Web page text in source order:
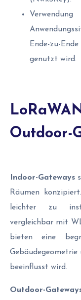
Ende-zu-
genutzt wird.
Outdoor-
Indoor-Gateways
Räumen
leichter zu
vergleichbar mit
bieten eine
beeinflusst wird.
Outdoor-